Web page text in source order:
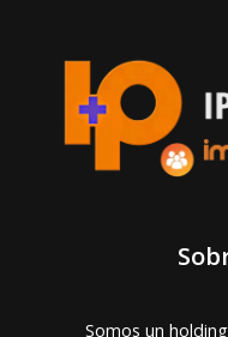
Somos un